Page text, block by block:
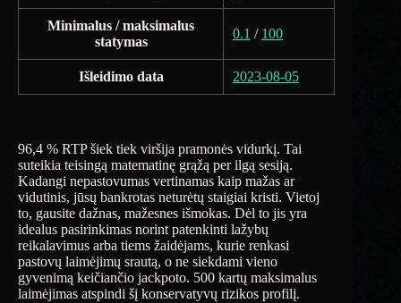
Minimalus / maksimalus
statymas
0.1 / 100
Išleidimo data 2023-08-05
96,4 % RTP šiek tiek viršija pramonės vidurkį. Tai
suteikia teisingą matematinę grąžą per ilgą sesiją.
Kadangi nepastovumas vertinamas kaip mažas ar
vidutinis, jūsų bankrotas neturėtų staigiai kristi. Vietoj
to, gausite dažnas, mažesnes išmokas. Dėl to jis yra
idealus pasirinkimas norint patenkinti lažybų
reikalavimus arba tiems žaidėjams, kurie renkasi
pastovų laimėjimų srautą, o ne siekdami vieno
gyvenimą keičiančio jackpoto. 500 kartų maksimalus
laimėjimas atspindi šį konservatyvų rizikos profilį.